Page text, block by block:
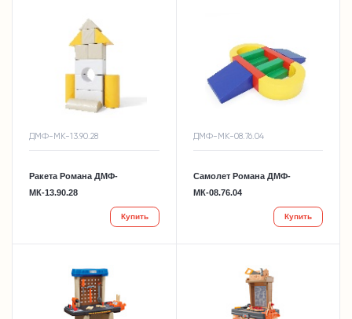
ДМФ-МК-13.90.28
Ракета Романа ДМФ-
МК-13.90.28
Купить
ДМФ-МК-08.76.04
Самолет Романа ДМФ-
МК-08.76.04
Купить